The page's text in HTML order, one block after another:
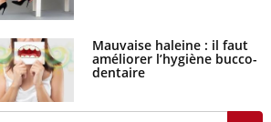
Mauvaise haleine : il faut
améliorer l’hygiène bucco-
dentaire